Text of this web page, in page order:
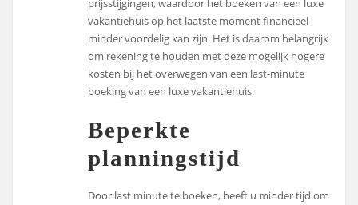
vakantiehuis op het laatste moment financieel
minder voordelig kan zijn. Het is daarom belangrijk
om rekening te houden met deze mogelijk hogere
kosten bij het overwegen van een last-minute
boeking van een luxe vakantiehuis.
Beperkte
planningstijd
Door last minute te boeken, heeft u minder tijd om